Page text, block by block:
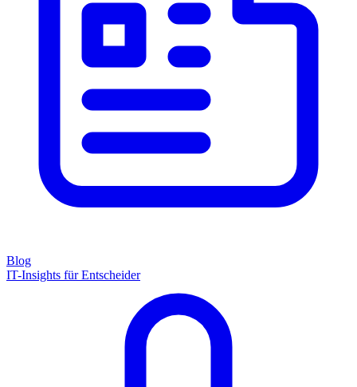
Blog
IT-Insights für Entscheider